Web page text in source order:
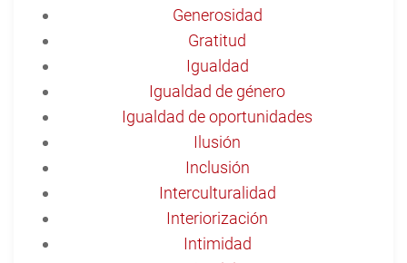
Generosidad
Gratitud
Igualdad
Igualdad de género
Igualdad de oportunidades
Ilusión
Inclusión
Interculturalidad
Interiorización
Intimidad